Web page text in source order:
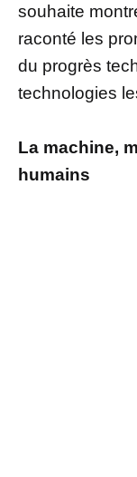
souhaite
raconté les
du progrès
technologies
La machine,
humains